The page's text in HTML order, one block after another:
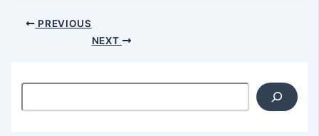
Post PREVIOUS
NEXT
Suchen